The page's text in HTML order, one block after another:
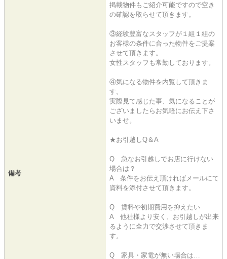
備考
掲載物件もご紹介可能ですので空き
の確認を取らせて頂きます。
③経験豊富なスタッフが１組１組の
お客様の条件に合った物件をご提案
させて頂きます。
女性スタッフも常勤しております。
④気になる物件を内覧して頂きま
す。
実際見て感じた事、気になることが
ございましたらお気軽にお伝え下さ
いませ。
★お引越しQ＆A
Q 急なお引越しでお店に行けない
場合は？
A 条件をお伝え頂ければメールにて
資料を添付させて頂きます。
Q 賃料や初期費用を抑えたい
A 他社様より安く、お引越しが出来
るように全力で交渉させて頂きま
す。
Q 家具・家電が無い場合は…